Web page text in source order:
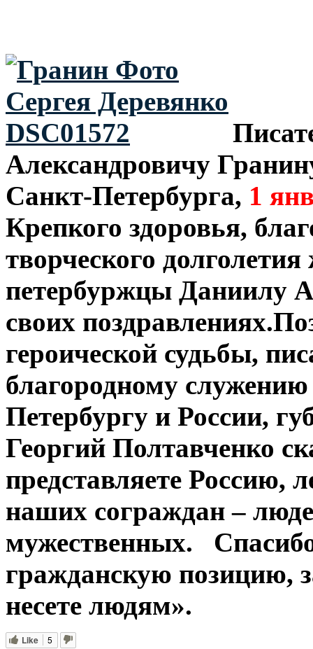
Александровичу
Санкт-Петербурга, 1
Крепкого здоровья,
творческого
петербуржцы Даниилу
своих
героической судьбы,
благородному
Петербургу и России,
Георгий Полтавченко
представляете Россию,
наших сограждан –
мужественных.
гражданскую позицию,
несете людям».
Like 5